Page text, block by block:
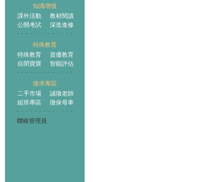
知識增值
課外活動
教材閱讀
公開考試
深造進修
特殊教育
特殊教育
資優教育
自閉寶寶
智能評估
徵求專區
二手市場
誠徵老師
組班專區
徵保母車
聯絡管理員